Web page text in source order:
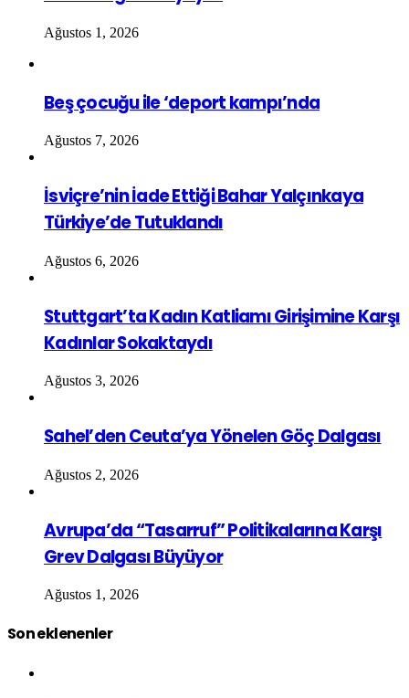
Ağustos 1, 2026
Beş çocuğu ile ‘deport kampı’nda
Ağustos 7, 2026
İsviçre’nin İade Ettiği Bahar Yalçınkaya
Türkiye’de Tutuklandı
Ağustos 6, 2026
Stuttgart’ta Kadın Katliamı Girişimine Karşı
Kadınlar Sokaktaydı
Ağustos 3, 2026
Sahel’den Ceuta’ya Yönelen Göç Dalgası
Ağustos 2, 2026
Avrupa’da “Tasarruf” Politikalarına Karşı
Grev Dalgası Büyüyor
Ağustos 1, 2026
Son eklenenler